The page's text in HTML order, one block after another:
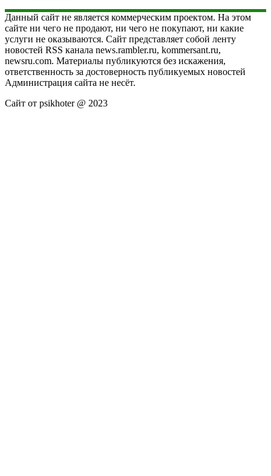
Данный сайт не является коммерческим проектом. На этом
сайте ни чего не продают, ни чего не покупают, ни какие
услуги не оказываются. Сайт представляет собой ленту
новостей RSS канала news.rambler.ru, kommersant.ru,
newsru.com. Материалы публикуются без искажения,
ответственность за достоверность публикуемых новостей
Администрация сайта не несёт.
Сайт от psikhoter @ 2023